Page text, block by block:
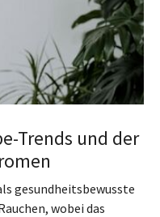
Trends und der
gesundheitsbewusste
wobei das